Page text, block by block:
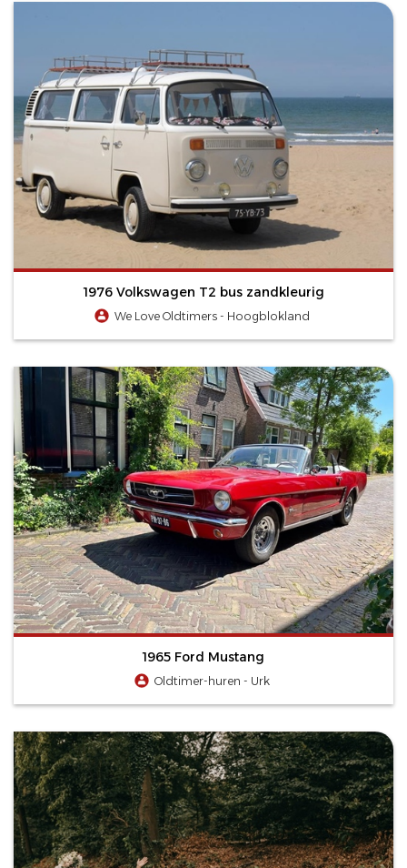
1976 Volkswagen T2 bus zandkleurig
We Love Oldtimers - Hoogblokland
1965 Ford Mustang
Oldtimer-huren - Urk